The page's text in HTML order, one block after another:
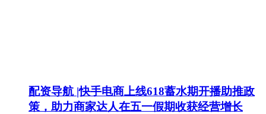
配资导航 |快手电商上线618蓄水期开播助推政
策，助力商家达人在五一假期收获经营增长